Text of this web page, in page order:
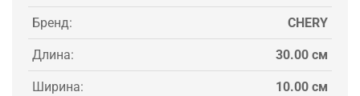
Бренд: CHERY
Длина: 30.00 см
Ширина: 10.00 см